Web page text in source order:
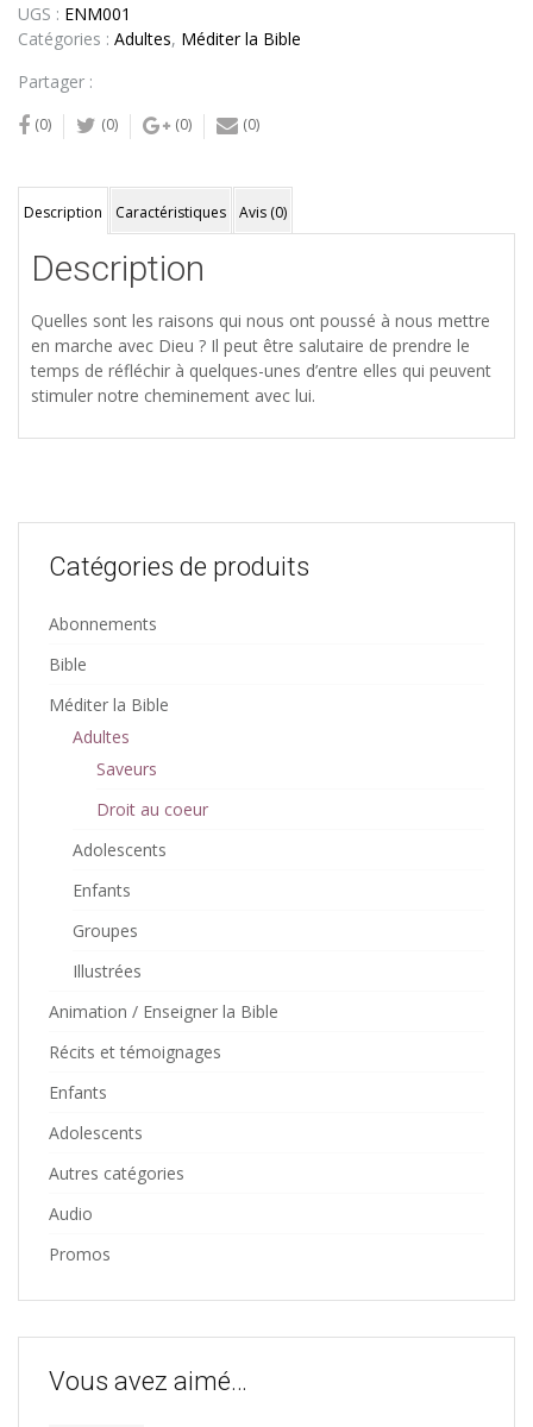
UGS : ENM001
Catégories : Adultes, Méditer la Bible
Partager :
(0) (0) (0) (0)
Description Caractéristiques Avis (0)
Description
Quelles sont les raisons qui nous ont poussé à nous mettre
en marche avec Dieu ? Il peut être salutaire de prendre le
temps de réfléchir à quelques-unes d’entre elles qui peuvent
stimuler notre cheminement avec lui.
Catégories de produits
Abonnements
Bible
Méditer la Bible
Adultes
Saveurs
Droit au coeur
Adolescents
Enfants
Groupes
Illustrées
Animation / Enseigner la Bible
Récits et témoignages
Enfants
Adolescents
Autres catégories
Audio
Promos
Vous avez aimé…